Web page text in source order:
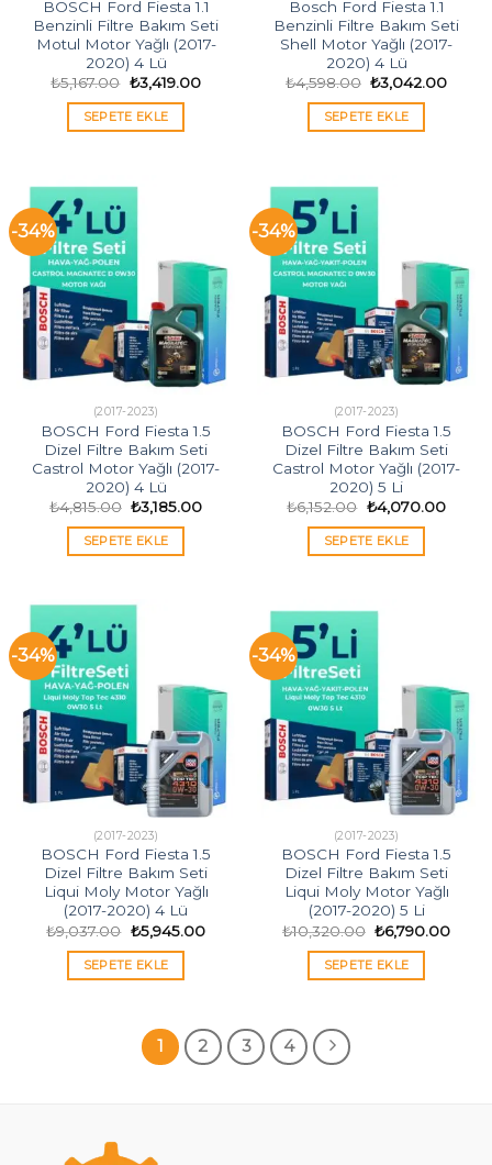
BOSCH Ford Fiesta 1.1
Benzinli Filtre Bakım Seti
Motul Motor Yağlı (2017-
2020) 4 Lü
₺5,167.00 Orijinal
fiyat:
₺5,167.00.
₺3,419.00Şu
SEPETE EKLE
Bosch Ford Fiesta 1.1
Benzinli Filtre Bakım Seti
Shell Motor Yağlı (2017-
2020) 4 Lü
₺4,598.00 Orijinal
fiyat:
₺4,598.00.
₺3,042.00Şu
SEPETE EKLE
-34%
(2017-2023)
BOSCH Ford Fiesta 1.5
Dizel Filtre Bakım Seti
Castrol Motor Yağlı (2017-
2020) 4 Lü
₺4,815.00 Orijinal
fiyat:
₺4,815.00.
₺3,185.00Şu
SEPETE EKLE
-34%
(2017-2023)
BOSCH Ford Fiesta 1.5
Dizel Filtre Bakım Seti
Castrol Motor Yağlı (2017-
2020) 5 Li
₺6,152.00 Orijinal
fiyat:
₺6,152.00.
₺4,070.00Şu
SEPETE EKLE
-34%
(2017-2023)
BOSCH Ford Fiesta 1.5
Dizel Filtre Bakım Seti
Liqui Moly Motor Yağlı
(2017-2020) 4 Lü
₺9,037.00 Orijinal
fiyat:
₺9,037.00.
₺5,945.00Şu
SEPETE EKLE
-34%
(2017-2023)
BOSCH Ford Fiesta 1.5
Dizel Filtre Bakım Seti
Liqui Moly Motor Yağlı
(2017-2020) 5 Li
₺10,320.00 Orijinal
fiyat:
₺10,320.00.
₺6,790.00Şu
SEPETE EKLE
1 2 3 4